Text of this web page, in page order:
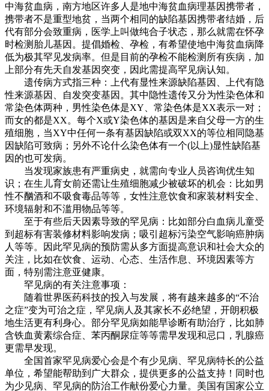
中海贫血病，南方地区许多人是地中海贫血病理基因携带者，
携带者不是重型地贫，当两个相同的缺陷基因携带者结婚，后
代有部分会致重病，医学上叫做纯合子状态，那么就需在怀孕
时检测胎儿基因。提倡婚检、孕检，有希望使地中海贫血病降
低为极其罕见发病率。但是目前的孕检不能检测所有疾病，加
上部分有先天自发基因突变，因此需提高罕见病认知。
遗传病方式指三种：上代有显性来源缺陷基因、上代有隐
性来源基因、自发突变基因。其中隐性遗传又分为性染色体和
常染色体两种，男性染色体是XY、常染色体是XX表示一对；
而女的都是XX。每个X或Y染色体的基因是来自父母一方的生
殖细胞，当XY中任何一条有基因缺陷或双XX的等位相同隐基
因缺陷可致病；另外不论什么染色体有一个(以上)显性缺陷基
因的也可发病。
当发现家族患有严重病史，就需向专业人员咨询优生知
识；在生儿育女前还需让生殖细胞减少被破坏的机会：比如男
性不酗酒和不吸食毒品等等，女性注意饮食和家装材料安全、
环境辐射和不滥用物品等等。
至于有些后天因素导致的罕见病：比如部分白血病儿童受
到超标有害装修材料影响发病；吸引超标污染空气影响癌肿病
人等等。因此罕见病的预防需从多方面提高意识和社会大众的
关注，比如在饮食、运动、心态、生活作息、环境因素等方
面，特别需注意亚健康。
罕见病的有关注意事项：
随着世界医药科技的投入与发展，将有越来越多的“不治
之症”变为可治之症，罕见病人及其家长不必绝望，开朗积极
地生活更有利身心。部分罕见病如能早诊断有助治疗，比如肺
含铁血黄素综合症、苯丙酮尿症等等需早发现和忌口，乳腺癌
更需早发现。
全国首家罕见病爱心会是个有少见病、罕见病特长的公益
单位，希望能帮助到广大群众，提供更多的公益支持！同时也
为少见病、罕见病的防治工作献份爱心力量。美国有国家公立